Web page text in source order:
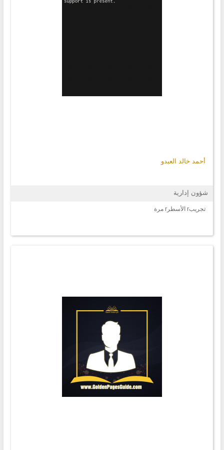
أحمد خالد العبدو
شؤون إدارية
تجريبr الأسطرr مرة